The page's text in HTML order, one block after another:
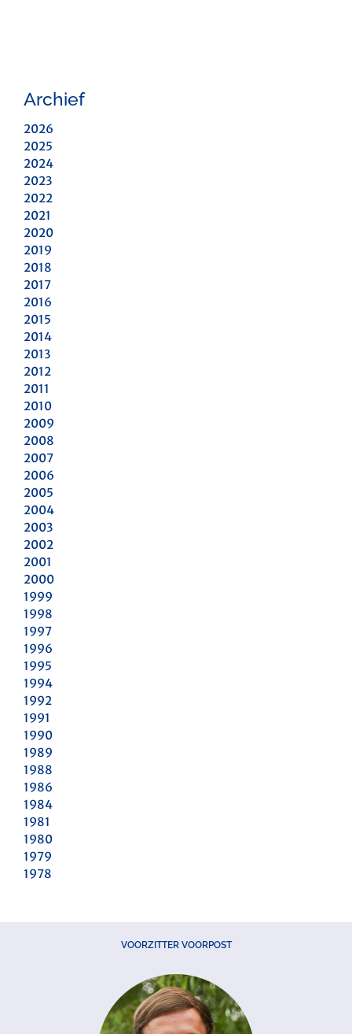
Archief
2026
2025
2024
2023
2022
2021
2020
2019
2018
2017
2016
2015
2014
2013
2012
2011
2010
2009
2008
2007
2006
2005
2004
2003
2002
2001
2000
1999
1998
1997
1996
1995
1994
1992
1991
1990
1989
1988
1986
1984
1981
1980
1979
1978
VOORZITTER VOORPOST